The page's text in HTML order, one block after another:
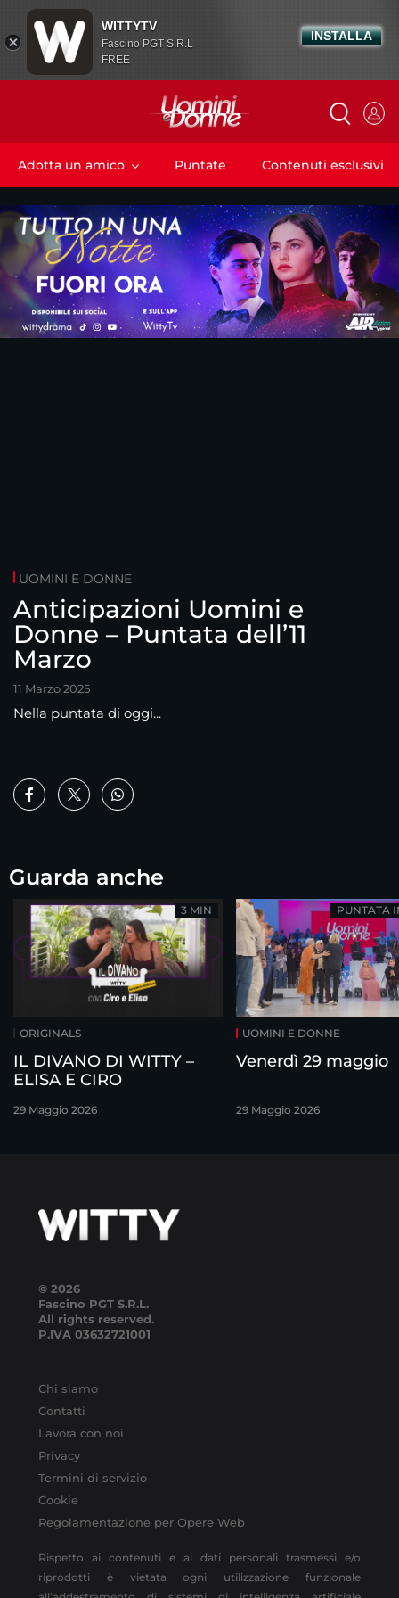
Adotta un amico Puntate Contenuti esclusivi
UOMINI E DONNE
Anticipazioni Uomini e
Donne – Puntata dell’11
Marzo
11 Marzo 2025
Nella puntata di oggi...
Guarda anche
ORIGINALS
IL DIVANO DI WITTY –
ELISA E CIRO
29 Maggio 2026
3 MIN
UOMINI E DONNE
Venerdì 29 maggio
29 Maggio 2026
PUNTATA
© 2026
Fascino PGT S.R.L.
All rights reserved.
P.IVA 03632721001
Chi siamo
Contatti
Lavora con noi
Privacy
Termini di servizio
Cookie
Regolamentazione per Opere Web
Rispetto ai contenuti e ai dati personali trasmessi e/o
riprodotti è vietata ogni utilizzazione funzionale
WITTYTV
Fascino PGT S.R.L
FREE
INSTALLA